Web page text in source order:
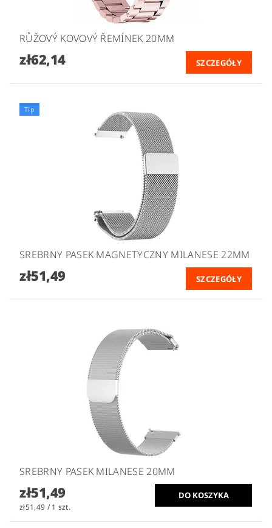
RŮŽOVÝ KOVOVÝ ŘEMÍNEK 20MM
zł62,14 SZCZEGÓŁY
Tip
SREBRNY PASEK MAGNETYCZNY MILANESE 22MM
zł51,49 SZCZEGÓŁY
SREBRNY PASEK MILANESE 20MM
zł51,49
zł51,49 / 1 szt.